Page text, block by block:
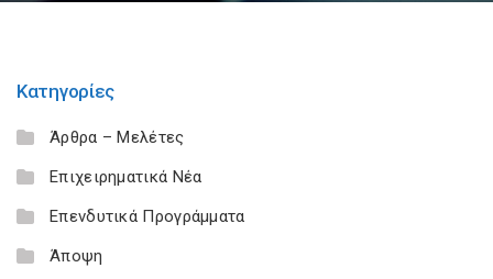
Κατηγορίες
Άρθρα – Μελέτες
Επιχειρηματικά Νέα
Επενδυτικά Προγράμματα
Άποψη